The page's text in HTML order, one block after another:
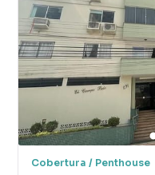
Cobertura / Penthouse